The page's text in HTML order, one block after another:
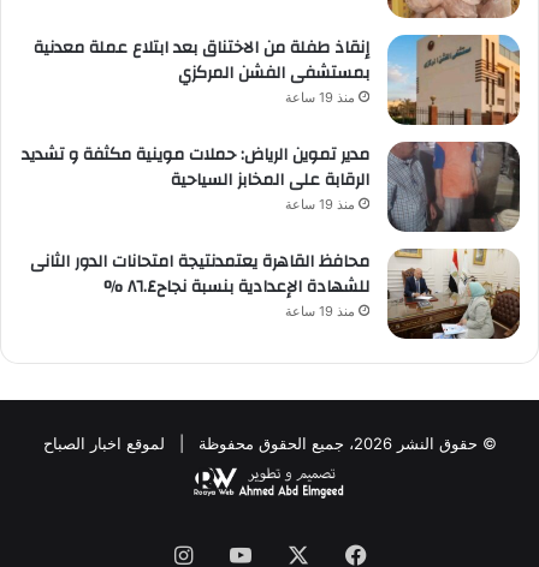
إنقاذ طفلة من الاختناق بعد ابتلاع عملة معدنية
بمستشفى الفشن المركزي
منذ 19 ساعة
مدير تموين الرياض: حملات موينية مكثفة و تشديد
الرقابة على المخابز السياحية
منذ 19 ساعة
محافظ القاهرة يعتمدنتيجة امتحانات الدور الثانى
للشهادة الإعدادية بنسبة نجاح٨٦.٤ %
منذ 19 ساعة
© حقوق النشر 2026، جميع الحقوق محفوظة | لموقع اخبار الصباح
فيسبوك ‫YouTubeانستقرام